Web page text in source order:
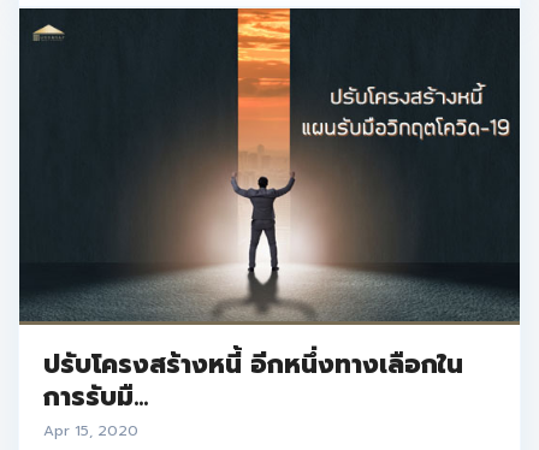
ปรับโครงสร้างหนี้ อีกหนึ่งทางเลือกใน
การรับมื...
Apr 15, 2020